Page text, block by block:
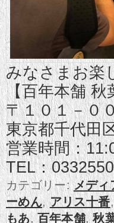
みなさまお楽
【百年本舗 秋
〒１０１－０
東京都千代田
営業時間：
TEL：
カテゴリー: メディ
ーめん,アリス十番
もあ,百年本舗,秋